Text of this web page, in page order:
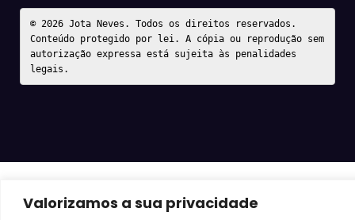
Valorizamos a sua privacidade
© 2026 Jota Neves. Todos os direitos reservados.
Conteúdo protegido por lei. A cópia ou reprodução sem
autorização expressa está sujeita às penalidades
legais.